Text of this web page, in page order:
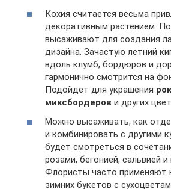
Кохия считается весьма
декоративным растением.
высаживают для создания
дизайна. Зачастую летний
вдоль клумб, бордюров и
гармонично смотрится на
Подойдет для украшения
миксбордеров и других
Можно высаживать, как
и комбинировать с другими
будет смотреться в
розами, бегонией, сальвией и
Флористы часто применяют
зимних букетов с